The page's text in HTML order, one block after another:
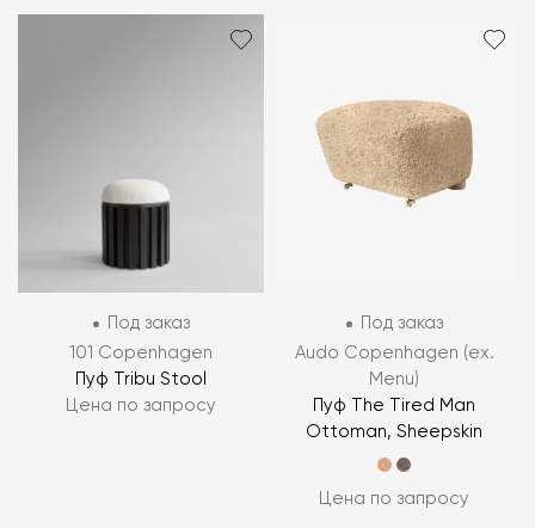
Под заказ
101 Copenhagen
Пуф Tribu Stool
Цена по запросу
Под заказ
Audo Copenhagen (ex.
Menu)
Пуф The Tired Man
Ottoman, Sheepskin
Цена по запросу